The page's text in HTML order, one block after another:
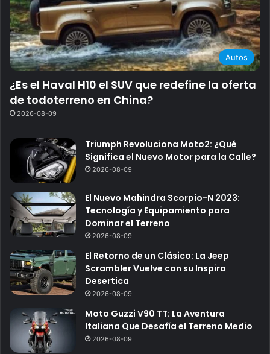
Autos
¿Es el Haval H10 el SUV que redefine la oferta
de todoterreno en China?
2026-08-09
Triumph Revoluciona Moto2: ¿Qué
Significa el Nuevo Motor para la Calle?
2026-08-09
El Nuevo Mahindra Scorpio-N 2023:
Tecnología y Equipamiento para
Dominar el Terreno
2026-08-09
El Retorno de un Clásico: La Jeep
Scrambler Vuelve con su Inspira
Desertica
2026-08-09
Moto Guzzi V90 TT: La Aventura
Italiana Que Desafía el Terreno Medio
2026-08-09